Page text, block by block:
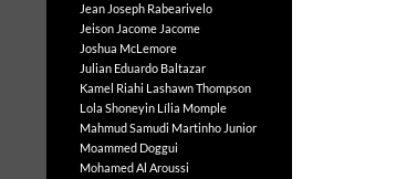
Jean Joseph Rabearivelo
Jeison Jacome Jacome
Joshua McLemore
Julian Eduardo Baltazar
Kamel Riahi Lashawn Thompson
Lola Shoneyin Lília Momple
Mahmud Samudi Martinho Junior
Moammed Doggui
Mohamed Al Aroussi